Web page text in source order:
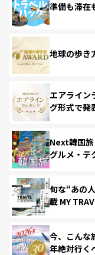
準備も滞
地球の歩き
エアライ
グ形式で発
Next韓国
グルメ・テ
旬な“あの
載 MY
今、こんな
年絶対行く